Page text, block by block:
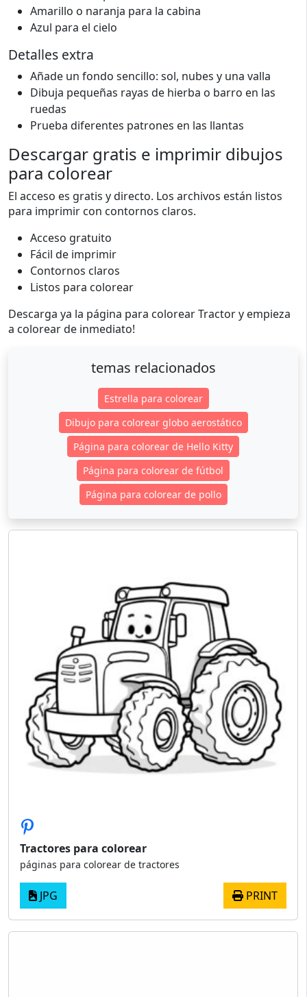
Amarillo o naranja para la cabina
Azul para el cielo
Detalles extra
Añade un fondo sencillo: sol, nubes y una valla
Dibuja pequeñas rayas de hierba o barro en las
ruedas
Prueba diferentes patrones en las llantas
Descargar gratis e imprimir dibujos
para colorear
El acceso es gratis y directo. Los archivos están listos
para imprimir con contornos claros.
Acceso gratuito
Fácil de imprimir
Contornos claros
Listos para colorear
Descarga ya la página para colorear Tractor y empieza
a colorear de inmediato!
temas relacionados
Estrella para colorear
Dibujo para colorear globo aerostático
Página para colorear de Hello Kitty
Página para colorear de fútbol
Página para colorear de pollo
Tractores para colorear
páginas para colorear de tractores
JPG PRINT